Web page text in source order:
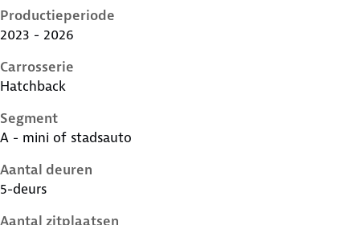
Productieperiode
2023 - 2026
Carrosserie
Hatchback
Segment
A - mini of stadsauto
Aantal deuren
5-deurs
Aantal zitplaatsen